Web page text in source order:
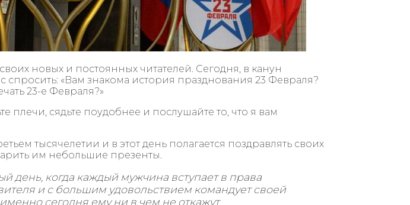
новых и постоянных читателей. Сегодня, в канун
спросить: «Вам знакома история празднования 23 Февраля?
23-е Февраля?»
плечи, сядьте поудобнее и послушайте то, что я вам
тысячелетии и в этот день полагается поздравлять своих
им небольшие презенты.
день, когда каждый мужчина вступает в права
и с большим удовольствием командует своей
сегодня ему ни в чем не откажут.